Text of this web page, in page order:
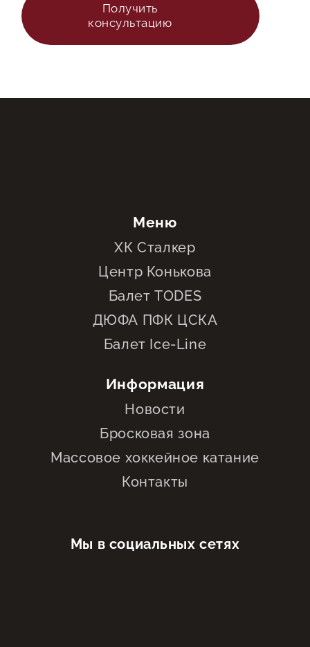
Получить
консультацию
Мы в социальных сетях
Меню
ХК Сталкер
Центр Конькова
Балет TODES
ДЮФА ПФК ЦСКА
Балет Ice-Line
Информация
Новости
Бросковая зона
Массовое хоккейное катание
Контакты